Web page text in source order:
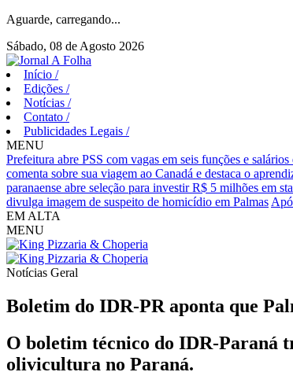
Aguarde, carregando...
Sábado, 08 de Agosto 2026
Início /
Edições /
Notícias /
Contato /
Publicidades Legais /
MENU
Prefeitura abre PSS com vagas em seis funções e
comenta sobre sua viagem ao Canadá e destaca o
paranaense abre seleção para investir R$ 5 milhões em
divulga imagem de suspeito de homicídio em Palmas
EM ALTA
MENU
Notícias Geral
Boletim do IDR-PR aponta que
O boletim técnico do IDR-Paraná
olivicultura no Paraná.